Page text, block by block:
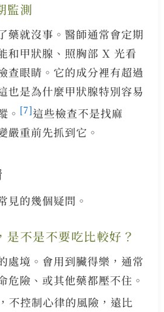
監測
藥就沒事。醫師通常會定期
和甲狀腺、照胸部 X 光看
查眼睛。它的成分裡有超過
也是為什麼甲狀腺特別容易
。 [7]這些檢查不是找麻
嚴重前先抓到它。
見的幾個疑問。
是不是不要吃比較好？
處境。會用到臟得樂，通常
危險、或其他藥都壓不住。
不控制心律的風險，遠比